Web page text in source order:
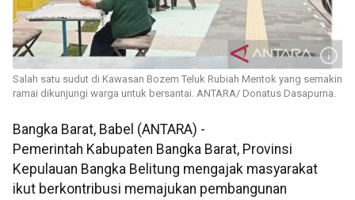
Salah satu sudut di Kawasan Bozem Teluk Rubiah Mentok yang semakin
ramai dikunjungi warga untuk bersantai. ANTARA/ Donatus Dasapurna.
Bangka Barat, Babel (ANTARA) -
Pemerintah Kabupaten Bangka Barat, Provinsi
Kepulauan Bangka Belitung mengajak masyarakat
ikut berkontribusi memajukan pembangunan